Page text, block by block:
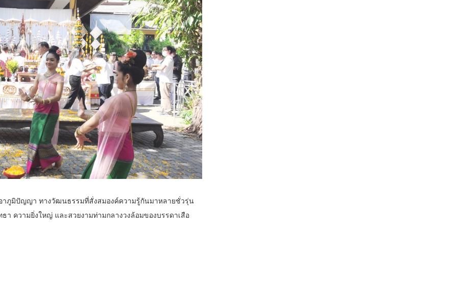
าภูมิปัญญา ทางวัฒนธรรมที่สั่งสมองค์ความรู้กันมาหลายชั่วรุ่น
า ความยิ่งใหญ่ และสวยงามท่ามกลางวงล้อมของบรรดาเสือ